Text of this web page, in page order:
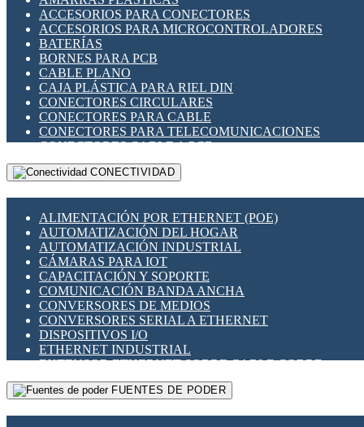
INDICADORES PARA PANEL
INTERFACES DE RELÉ
INTERRUPTORES FIN DE CARRERA
LLAVES CONMUTADORAS
MEDIDORES DE ENERGÍA Y TC'S DE CORRIENTE
MOTORES PASO A PASO
PANTALLAS HMI
PLC -CONTROLADORES LÓGICO PROGRAMABLES
PROGRAMADORES DE HORARIO
RELÉS DE PROTECCIÓN
SENSORES CAPACITIVOS
SENSORES INDUCTIVOS
TEMPORIZADORES
VARIACS
VARIADORES DE FRECUENCIA [VDF]
SECCIONADORES - INTERRUPTORES
MAQUINARIA
ACCESORIOS PARA CONECTORES
ACCESORIOS PARA MICROCONTROLADORES
BATERÍAS
BORNES PARA PCB
CABLE PLANO
CAJA PLÁSTICA PARA RIEL DIN
CONECTORES CIRCULARES
CONECTORES PARA CABLE
CONECTORES PARA TELECOMUNICACIONES
CONECTORES CABLE A PCB
CONECTORES PCB A CABLE
DIP SWITCHES
HERRAMIENTAS VARIAS
ILUMINACIÓN LED
INTERRUPTORES REED
INTERFACES DE RELÉ
OTROS RELÉS
PROTECCIÓN TÉRMICA
RELÉS AUTOMOTRICES
RELÉS DE SEÑAL
RELÉS DE ESTADO SÓLIDO SSR
RELÉS INDUSTRIALES
RELÉS MINIATURA DE POTENCIA
SENSORES MAGNÉTICOS
CONECTIVIDAD
ALIMENTACIÓN POR ETHERNET (POE)
AUTOMATIZACIÓN DEL HOGAR
AUTOMATIZACIÓN INDUSTRIAL
CÁMARAS PARA IOT
CAPACITACIÓN Y SOPORTE
COMUNICACIÓN BANDA ANCHA
CONVERSORES DE MEDIOS
CONVERSORES SERIAL A ETHERNET
DISPOSITIVOS I/O
ETHERNET INDUSTRIAL
EXTENSOR ETHERNET SOBRE CABLE COBRE
GATEWAY LORAWAN
GESTIÓN DE REDESFUENTES DE PODER